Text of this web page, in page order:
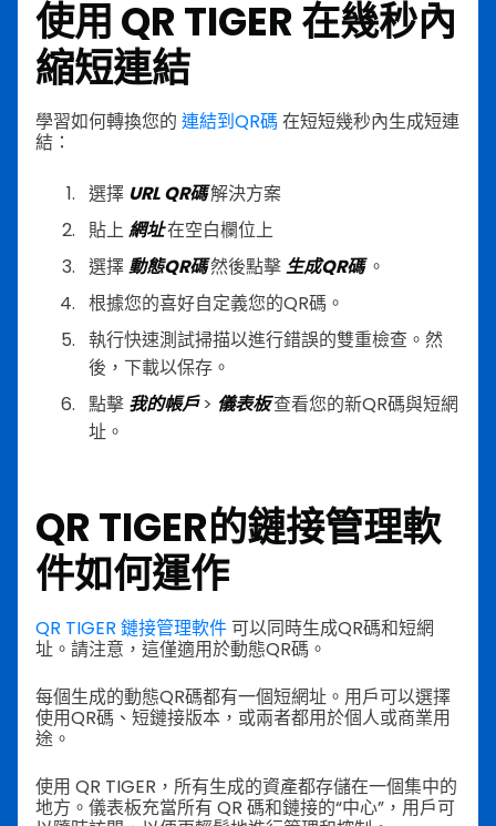
使用 QR TIGER 在幾秒內
縮短連結
學習如何轉換您的 連結到QR碼 在短短幾秒內生成短連
結：
選擇 URL QR碼解決方案
貼上網址在空白欄位上
選擇動態QR碼然後點擊生成QR碼 。
根據您的喜好自定義您的QR碼。
執行快速測試掃描以進行錯誤的雙重檢查。然
後，下載以保存。
點擊 我的帳戶> 儀表板查看您的新QR碼與短網
址。
QR TIGER的鏈接管理軟
件如何運作
QR TIGER 鏈接管理軟件 可以同時生成QR碼和短網
址。請注意，這僅適用於動態QR碼。
每個生成的動態QR碼都有一個短網址。用戶可以選擇
使用QR碼、短鏈接版本，或兩者都用於個人或商業用
途。
使用 QR TIGER，所有生成的資產都存儲在一個集中的
地方。儀表板充當所有 QR 碼和鏈接的“中心”，用戶可